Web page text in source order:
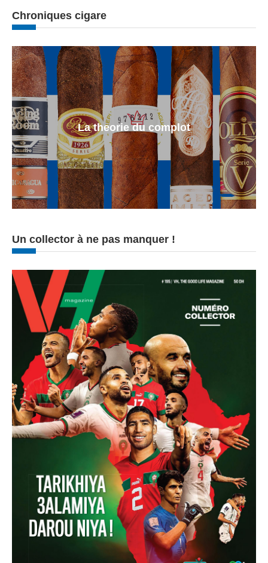
Chroniques cigare
La theorie du complot
Un collector à ne pas manquer !